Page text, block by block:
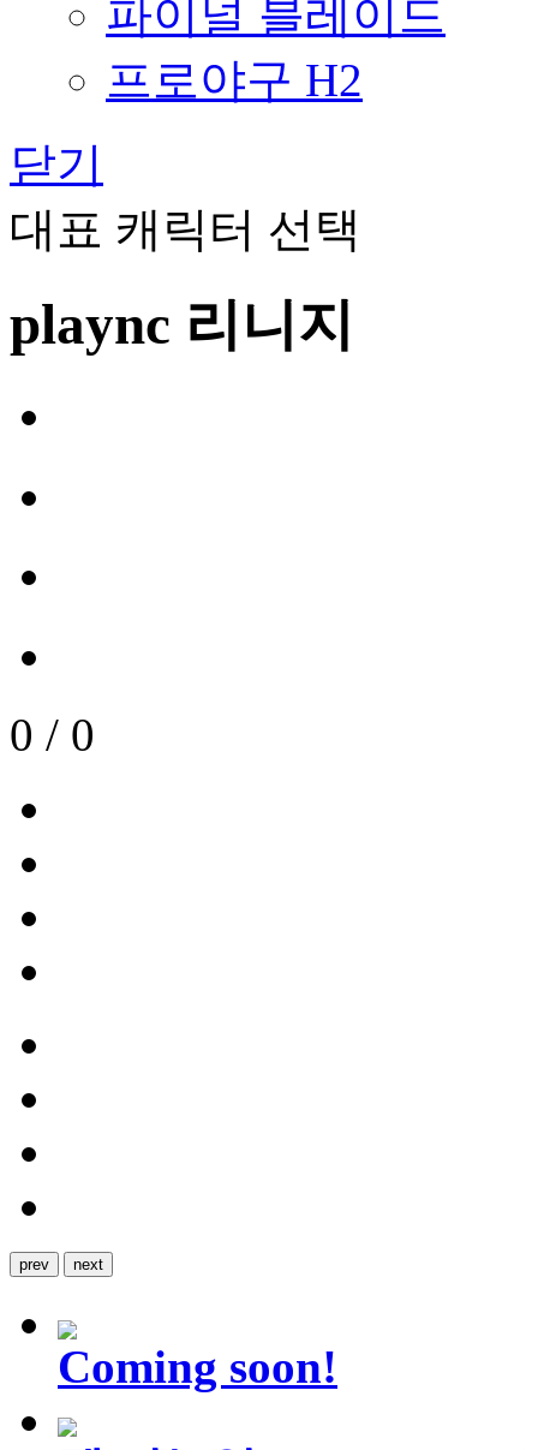
파이널 블레이드
프로야구 H2
닫기
대표 캐릭터 선택
plaync 리니지
0 / 0
prev next
Coming soon!